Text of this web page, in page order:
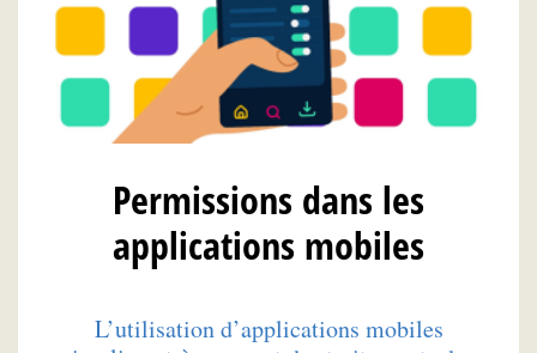
Permissions dans les
applications mobiles
L’utilisation d’applications mobiles